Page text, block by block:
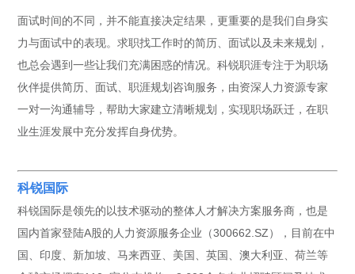
面试时间的不同，并不能直接决定结果，更重要的是我们自身实
力与面试中的表现。求职找工作时的简历、面试以及未来规划，
也总会遇到一些让我们充满困惑的情况。科锐职涯专注于为职场
伙伴提供简历、面试、职涯规划咨询服务，由资深人力资源专家
一对一沟通辅导，帮助大家建立清晰规划，实现职场跃迁，在职
业生涯发展中充分发挥自身优势。
科锐国际
科锐国际是领先的以技术驱动的整体人才解决方案服务商，也是
国内首家登陆A股的人力资源服务企业（300662.SZ），目前在中
国、印度、新加坡、马来西亚、美国、英国、澳大利亚、荷兰等